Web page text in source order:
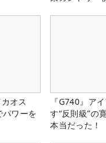
オス
ワーを
『G740』ア
す“反則級”の
本当だった！